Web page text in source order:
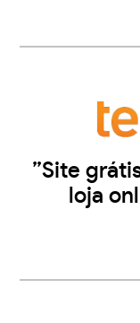
”Site
loja